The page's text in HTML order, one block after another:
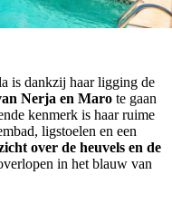
is dankzij haar ligging de
Nerja en Maro te gaan
kenmerk is haar ruime
ligstoelen en een
over de heuvels en de
in het blauw van